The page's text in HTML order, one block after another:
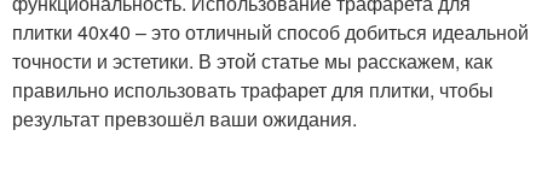
Материалы для
трафаретов
Одноразовые
трафареты
плитки 40x40 – это отличный способ добиться идеальной
точности и эстетики. В этой статье мы расскажем, как
правильно использовать трафарет для плитки, чтобы
результат превзошёл ваши ожидания.